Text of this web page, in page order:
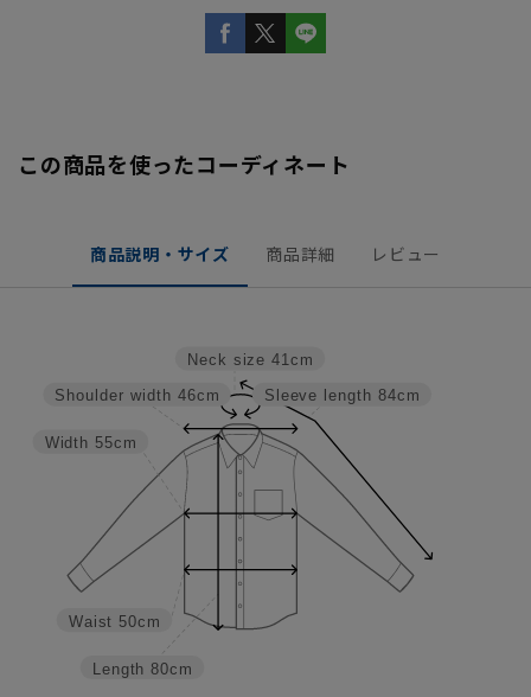
この商品を使ったコーディネート
商品説明・サイズ 商品詳細 レビュー
Sleeve length 84cm
Neck size 41cm
Length 80cm
Waist 50cm
Width 55cm
Shoulder width 46cm